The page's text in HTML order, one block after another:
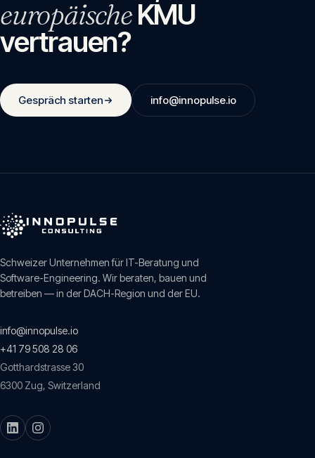
europäischeKMU
vertrauen?
Gespräch starten info@innopulse.io
Schweizer Unternehmen für IT-Beratung und
Software-Engineering. Wir beraten, bauen und
betreiben — in der DACH-Region und der EU.
info@innopulse.io
+41 79 508 28 06
Gotthardstrasse 30
6300 Zug, Switzerland